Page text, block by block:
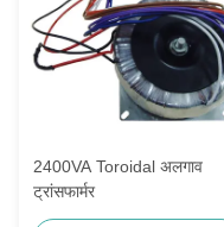
2400VA Toroidal अलगाव
ट्रांसफार्मर